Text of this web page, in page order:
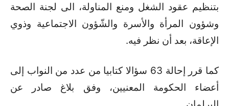
بتنظيم عقود الشغل ومنع المناولة، الى لجنة الصحة
وشؤون المرأة والأسرة والشّؤون الاجتماعية وذوي
الإعاقة، بعد أن نظر فيه.
كما قرر إحالة 63 سؤالا كتابيا من عدد من النواب إلى
أعضاء الحكومة المعنيين، وفق بلاغ صادر عن